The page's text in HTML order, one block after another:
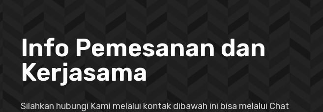
Info Pemesanan dan
Kerjasama
Silahkan hubungi Kami melalui kontak dibawah ini bisa melalui Chat